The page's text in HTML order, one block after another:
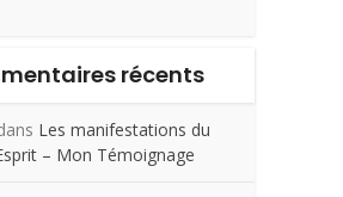
récents
Les manifestations du
– Mon Témoignage